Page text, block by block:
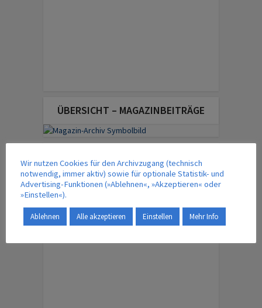
ÜBERSICHT – MAGAZINBEITRÄGE
Wir nutzen Cookies für den Archivzugang (technisch
notwendig, immer aktiv) sowie für optionale Statistik- und
Advertising-Funktionen (»Ablehnen«, »Akzeptieren« oder
»Einstellen«).
Ablehnen Alle akzeptieren Einstellen Mehr Info